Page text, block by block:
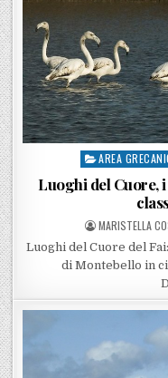
Posted in
AREA
Luoghi del Cuore,
POSTED BY
MARISTELLA
Luoghi del Cuore del
di Montebello in